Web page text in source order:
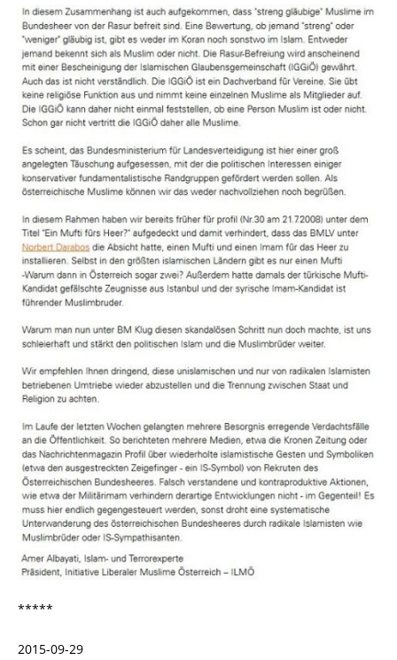
*****
2015-09-29